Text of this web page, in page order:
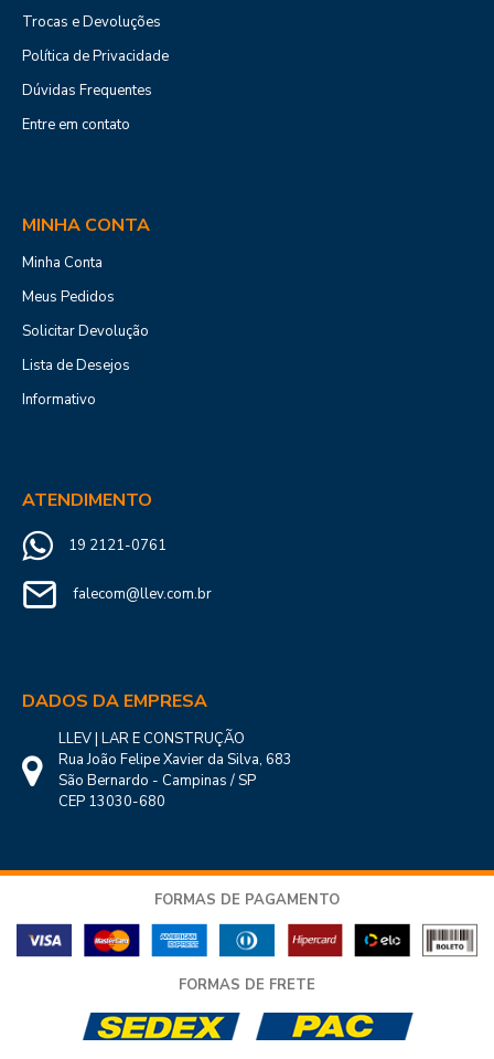
Trocas e Devoluções
Política de Privacidade
Dúvidas Frequentes
Entre em contato
MINHA CONTA
Minha Conta
Meus Pedidos
Solicitar Devolução
Lista de Desejos
Informativo
ATENDIMENTO
19 2121-0761
falecom@llev.com.br
DADOS DA EMPRESA
LLEV | LAR E CONSTRUÇÃO
Rua João Felipe Xavier da Silva, 683
São Bernardo - Campinas / SP
CEP 13030-680
FORMAS DE PAGAMENTO
FORMAS DE FRETE